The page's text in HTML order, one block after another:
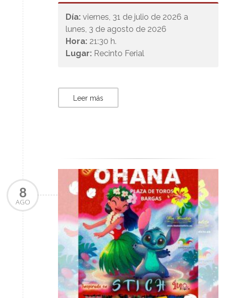
Día: viernes, 31 de julio de 2026 a
lunes, 3 de agosto de 2026
Hora: 21:30 h.
Lugar: Recinto Ferial
Leer más
8
AGO